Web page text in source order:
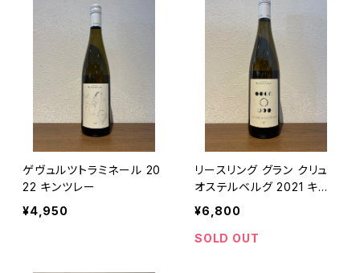
ゲヴュルツトラミネール 20
22 キンツレー
¥4,950
リースリング グラン クリュ
オステルベルグ 2021 キン
ツレー
¥6,800
SOLD OUT